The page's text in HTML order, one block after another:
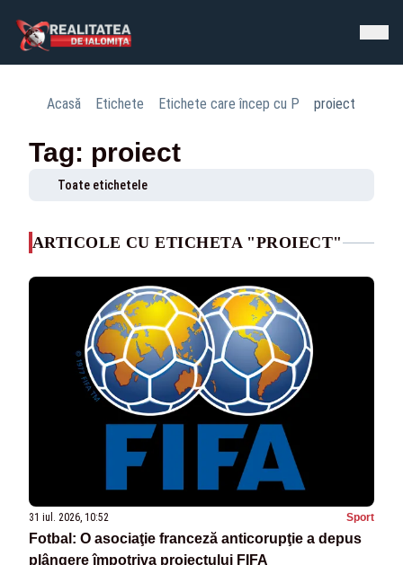
Acasă Etichete Etichete care încep cu P proiect
Tag: proiect
Toate etichetele
ARTICOLE CU ETICHETA "PROIECT"
31 iul. 2026, 10:52 Sport
Fotbal: O asociaţie franceză anticorupţie a depus
plângere împotriva proiectului FIFA